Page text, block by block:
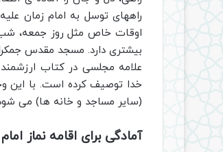
راههای توسل به امام زمان
اوقات خاص مثل روز جمعه،
بیشتری دارد. مسجد مقدس
علامه مجلسی در کتاب ارزشمند
خدا توصیف کرده است. با این
(سایر مساجد و خانه ها) می
آمادگی برای اقامه نماز